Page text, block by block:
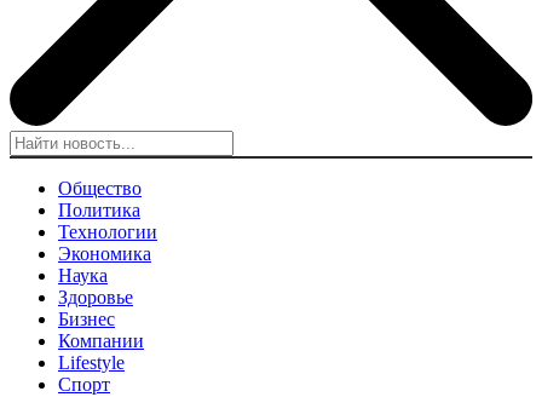
Общество
Политика
Технологии
Экономика
Наука
Здоровье
Бизнес
Компании
Lifestyle
Спорт